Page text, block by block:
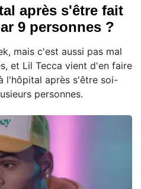
après s'être fait
9 personnes ?
mais c'est aussi pas mal
et Lil Tecca vient d'en faire
l'hôpital après s'être soi-
personnes.